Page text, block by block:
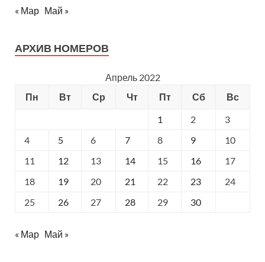
« Мар Май »
АРХИВ НОМЕРОВ
Апрель 2022
Пн
Вт Ср Чт Пт Сб
Вс
1
2
3
4
5 6 7 8 9
10
11
12 13 14 15 16
17
18
19 20 21 22 23
24
25
26 27 28 29 30
« Мар Май »